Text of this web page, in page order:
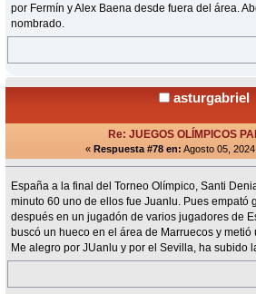
por Fermín y Alex Baena desde fuera del área.
nombrado.
asturgabriel
Re: JUEGOS OLÍMPICOS
« Respuesta #78 en: Agosto 05,
España a la final del Torneo Olímpico, Santi
minuto 60 uno de ellos fue Juanlu. Pues empató
después en un jugadón de varios jugadores de
buscó un hueco en el área de Marruecos y metió
Me alegro por JUanlu y por el Sevilla, ha subido